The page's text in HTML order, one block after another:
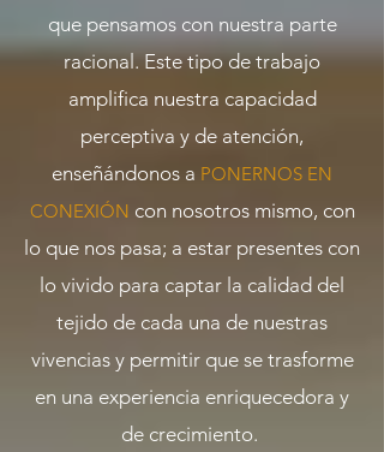
que pensamos con nuestra parte
racional. Este tipo de trabajo
amplifica nuestra capacidad
perceptiva y de atención,
enseñándonos a PONERNOS EN
CONEXIÓN con nosotros mismo, con
lo que nos pasa; a estar presentes con
lo vivido para captar la calidad del
tejido de cada una de nuestras
vivencias y permitir que se trasforme
en una experiencia enriquecedora y
de crecimiento.